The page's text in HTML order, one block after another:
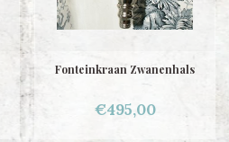
Fonteinkraan Zwanenhals
€495,00